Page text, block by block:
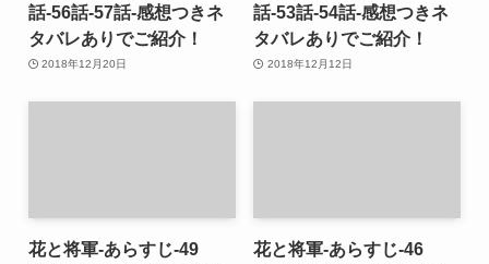
話-56話-57話-感想つきネ
タバレありでご紹介！
2018年12月20日
話-53話-54話-感想つきネ
タバレありでご紹介！
2018年12月12日
花と将軍-あらすじ-49
花と将軍-あらすじ-46